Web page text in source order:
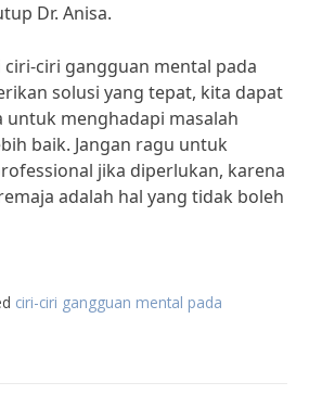
Dr. Anisa.
ciri gangguan mental pada
solusi yang tepat, kita dapat
menghadapi masalah
baik. Jangan ragu untuk
jika diperlukan, karena
adalah hal yang tidak boleh
ciri-ciri gangguan mental pada